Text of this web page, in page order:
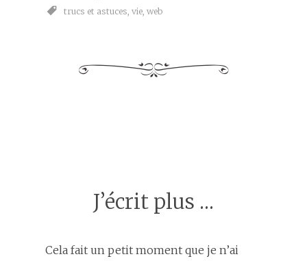
trucs et astuces, vie, web
J’écrit plus …
Cela fait un petit moment que je n’ai